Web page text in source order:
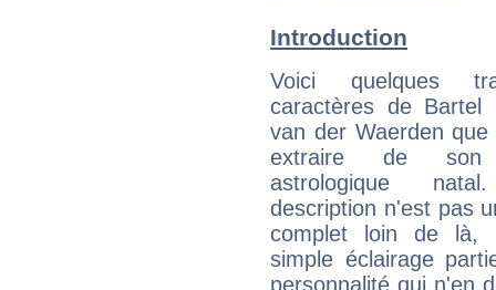
Introduction
Voici quelques
caractères de Bartel
van der Waerden
extraire de son
astrologique
description n'est pas
complet loin de là,
simple éclairage
personnalité qui n'en